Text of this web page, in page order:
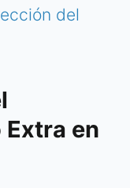
del
Extra en